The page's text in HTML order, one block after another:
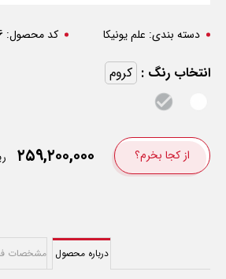
دسته بندی: علم یونیکا کد محصول:
انتخاب رنگ : کروم
از کجا بخرم؟ ۲۵۹,۲۰۰,۰۰۰
درباره محصول مشخصات